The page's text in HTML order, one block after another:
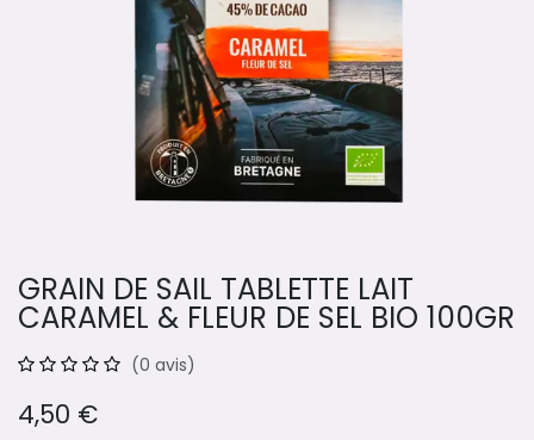
GRAIN DE SAIL TABLETTE LAIT
CARAMEL & FLEUR DE SEL BIO 100GR
(0 avis)
4,50 €